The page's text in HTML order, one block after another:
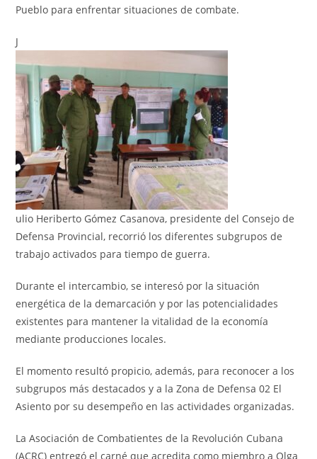
Pueblo para enfrentar situaciones de combate.
J
ulio Heriberto Gómez Casanova, presidente del Consejo de
Defensa Provincial, recorrió los diferentes subgrupos de
trabajo activados para tiempo de guerra.
Durante el intercambio, se interesó por la situación
energética de la demarcación y por las potencialidades
existentes para mantener la vitalidad de la economía
mediante producciones locales.
El momento resultó propicio, además, para reconocer a los
subgrupos más destacados y a la Zona de Defensa 02 El
Asiento por su desempeño en las actividades organizadas.
La Asociación de Combatientes de la Revolución Cubana
(ACRC) entregó el carné que acredita como miembro a Olga